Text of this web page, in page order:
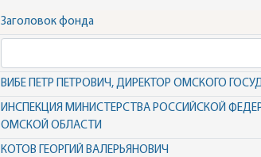
Заголовок фонда
ВИБЕ ПЕТР ПЕТРОВИЧ, ДИРЕКТОР ОМСКОГО
ИНСПЕКЦИЯ МИНИСТЕРСТВА РОССИЙСКОЙ
ОМСКОЙ ОБЛАСТИ
КОТОВ ГЕОРГИЙ ВАЛЕРЬЯНОВИЧ